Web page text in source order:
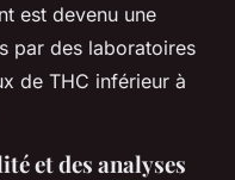
est devenu une
par des laboratoires
de THC inférieur à
et des analyses